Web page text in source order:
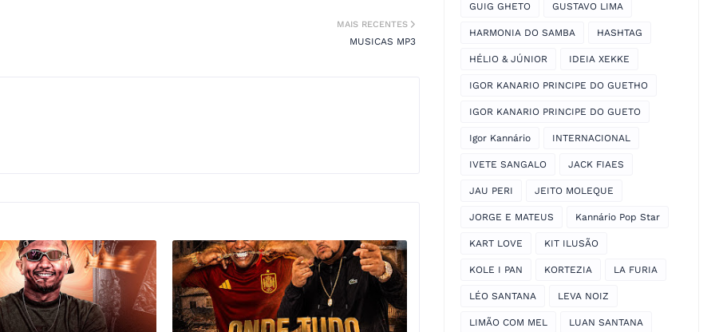
MAIS RECENTES
MUSICAS MP3
GUIG GHETO GUSTAVO LIMA
HARMONIA DO SAMBA HASHTAG
HÉLIO & JÚNIOR IDEIA XEKKE
IGOR KANARIO PRINCIPE DO GUETHO
IGOR KANARIO PRINCIPE DO GUETO
Igor Kannário INTERNACIONAL
IVETE SANGALO JACK FIAES
JAU PERI JEITO MOLEQUE
JORGE E MATEUS Kannário Pop Star
KART LOVE KIT ILUSÃO
KOLE I PAN KORTEZIA LA FURIA
LÉO SANTANA LEVA NOIZ
LIMÃO COM MEL LUAN SANTANA